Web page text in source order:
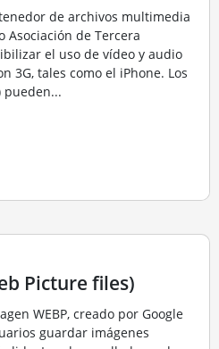
de archivos multimedia
Asociación de Tercera
el uso de vídeo y audio
3G, tales como el iPhone. Los
pueden...
Picture files)
WEBP, creado por Google
guardar imágenes